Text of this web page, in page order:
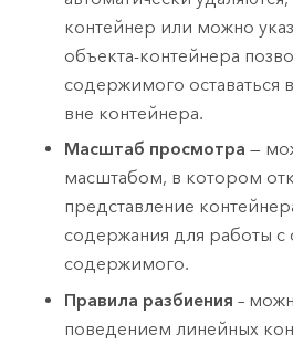
контейнер или можно
объекта-контейнера
содержимого оставаться
вне контейнера.
Масштаб просмотра —
масштабом, в котором
представление
содержания для работы с
содержимого.
Правила разбиения –
поведением линейных